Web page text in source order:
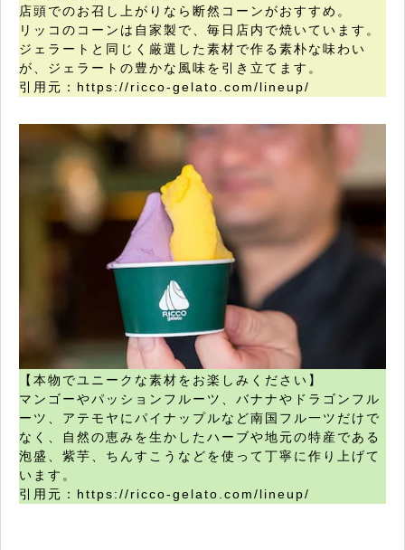
店頭でのお召し上がりなら断然コーンがおすすめ。
リッコのコーンは自家製で、毎日店内で焼いています。
ジェラートと同じく厳選した素材で作る素朴な味わい
が、ジェラートの豊かな風味を引き立てます。
引用元：https://ricco-gelato.com/lineup/
【本物でユニークな素材をお楽しみください】
マンゴーやパッションフルーツ、バナナやドラゴンフル
ーツ、アテモヤにパイナップルなど南国フル一ツだけで
なく、自然の恵みを生かしたハーブや地元の特産である
泡盛、紫芋、ちんすこうなどを使って丁寧に作り上げて
います。
引用元：https://ricco-gelato.com/lineup/